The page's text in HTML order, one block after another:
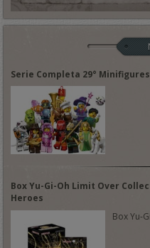
Serie Completa 29°
Box Yu-Gi-Oh Limit Over
Heroes
Box Yu-